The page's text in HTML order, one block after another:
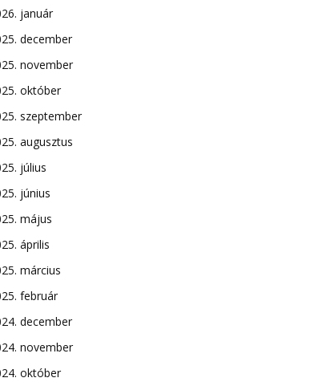
január
december
november
október
szeptember
augusztus
július
június
május
április
március
február
december
november
október